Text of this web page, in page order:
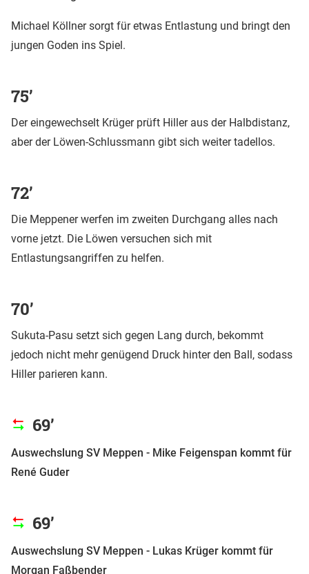
Michael Köllner sorgt für etwas Entlastung und bringt den
jungen Goden ins Spiel.
75’
Der eingewechselt Krüger prüft Hiller aus der Halbdistanz,
aber der Löwen-Schlussmann gibt sich weiter tadellos.
72’
Die Meppener werfen im zweiten Durchgang alles nach
vorne jetzt. Die Löwen versuchen sich mit
Entlastungsangriffen zu helfen.
70’
Sukuta-Pasu setzt sich gegen Lang durch, bekommt
jedoch nicht mehr genügend Druck hinter den Ball, sodass
Hiller parieren kann.
69’
Auswechslung SV Meppen - Mike Feigenspan kommt für
René Guder
69’
Auswechslung SV Meppen - Lukas Krüger kommt für
Morgan Faßbender